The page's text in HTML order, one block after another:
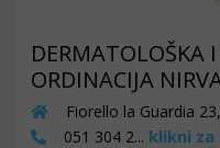
DERMATOLOŠKA
ORDINACIJA
Fiorello la Guardia
051 304 2... klikni za